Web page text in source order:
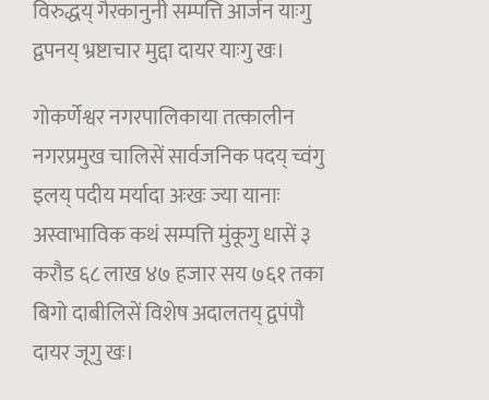
विरुद्धय् गैरकानुनी सम्पत्ति आर्जन याःगु
द्वपनय् भ्रष्टाचार मुद्दा दायर याःगु खः।
गोकर्णेश्वर नगरपालिकाया तत्कालीन
नगरप्रमुख चालिसें सार्वजनिक पदय् च्वंगु
इलय् पदीय मर्यादा अःखः ज्या यानाः
अस्वाभाविक कथं सम्पत्ति मुंकूगु धासें ३
करौड ६८ लाख ४७ हजार सय ७६१ तका
बिगो दाबीलिसें विशेष अदालतय् द्वपंपौ
दायर जूगु खः।